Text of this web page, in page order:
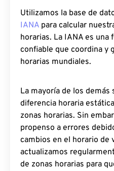
Utilizamos la base de
IANA para calcular
horarias. La IANA es una
confiable que coordina y
horarias mundiales.
La mayoría de los
diferencia horaria
zonas horarias. Sin
propenso a errores
cambios en el horario de
actualizamos
de zonas horarias para